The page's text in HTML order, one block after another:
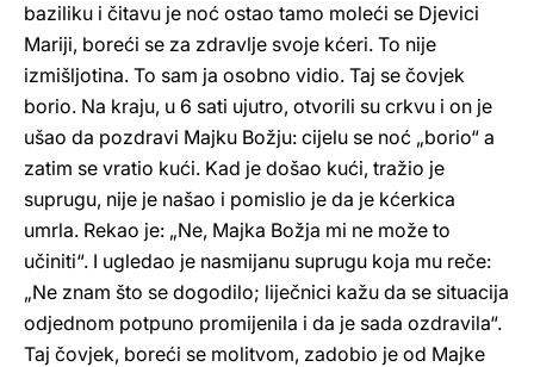
baziliku i čitavu je noć ostao tamo moleći se Djevici
Mariji, boreći se za zdravlje svoje kćeri. To nije
izmišljotina. To sam ja osobno vidio. Taj se čovjek
borio. Na kraju, u 6 sati ujutro, otvorili su crkvu i on je
ušao da pozdravi Majku Božju: cijelu se noć „borio“ a
zatim se vratio kući. Kad je došao kući, tražio je
suprugu, nije je našao i pomislio je da je kćerkica
umrla. Rekao je: „Ne, Majka Božja mi ne može to
učiniti“. I ugledao je nasmijanu suprugu koja mu reče:
„Ne znam što se dogodilo; liječnici kažu da se situacija
odjednom potpuno promijenila i da je sada ozdravila“.
Taj čovjek, boreći se molitvom, zadobio je od Majke